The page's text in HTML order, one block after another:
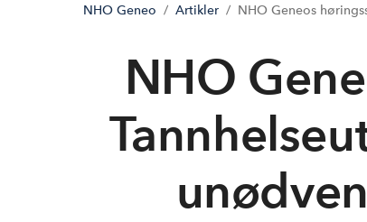
NHO Geneo Artikler NHO Geneos
NHO